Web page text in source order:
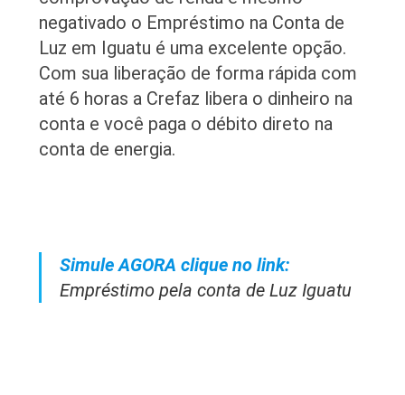
negativado o Empréstimo na Conta de
Luz em Iguatu é uma excelente opção.
Com sua liberação de forma rápida com
até 6 horas a Crefaz libera o dinheiro na
conta e você paga o débito direto na
conta de energia.
Simule AGORA clique no link:
Empréstimo pela conta de Luz Iguatu